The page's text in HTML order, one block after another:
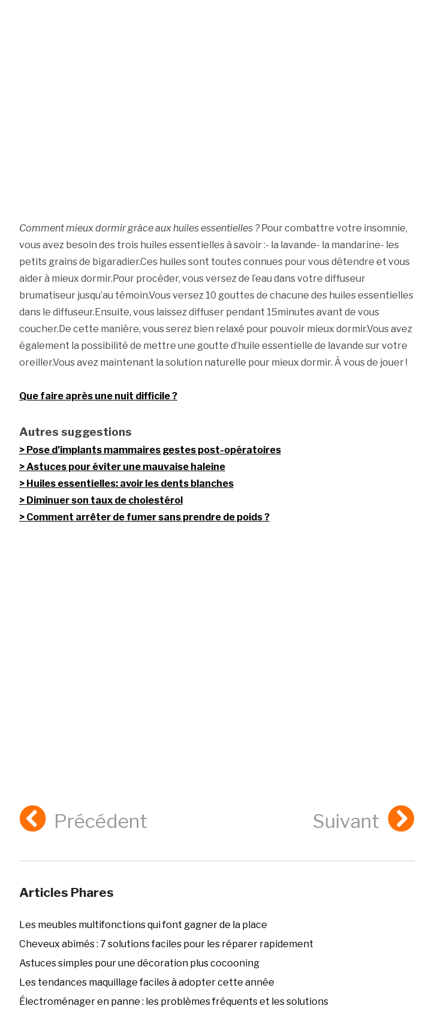
Comment mieux dormir grâce aux huiles essentielles ?Pour combattre votre insomnie,
vous avez besoin des trois huiles essentielles à savoir :- la lavande- la mandarine- les
petits grains de bigaradier.Ces huiles sont toutes connues pour vous détendre et vous
aider à mieux dormir.Pour procéder, vous versez de l’eau dans votre diffuseur
brumatiseur jusqu’au témoin.Vous versez 10 gouttes de chacune des huiles essentielles
dans le diffuseur.Ensuite, vous laissez diffuser pendant 15minutes avant de vous
coucher.De cette manière, vous serez bien relaxé pour pouvoir mieux dormir.Vous avez
également la possibilité de mettre une goutte d’huile essentielle de lavande sur votre
oreiller.Vous avez maintenant la solution naturelle pour mieux dormir. À vous de jouer !
Que faire après une nuit difficile ?
Autres suggestions
Pose d’implants mammaires gestes post-opératoires
Astuces pour éviter une mauvaise haleine
Huiles essentielles: avoir les dents blanches
Diminuer son taux de cholestérol
Comment arrêter de fumer sans prendre de poids ?
Précédent Suivant
Articles Phares
Les meubles multifonctions qui font gagner de la place
Cheveux abîmés : 7 solutions faciles pour les réparer rapidement
Astuces simples pour une décoration plus cocooning
Les tendances maquillage faciles à adopter cette année
Électroménager en panne : les problèmes fréquents et les solutions